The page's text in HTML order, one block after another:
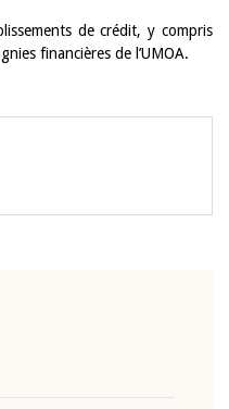
de crédit, y compris
financières de l’UMOA.